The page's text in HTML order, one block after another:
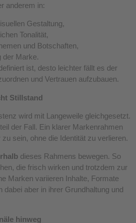
anderem in:
Gestaltung,
Tonalität,
und Botschaften,
der Marke.
ist, desto leichter fällt es der
und Vertrauen aufzubauen.
Stillstand
wird mit Langeweile gleichgesetzt.
der Fall. Ein klarer Markenrahmen
sein, ohne die Identität zu verlieren.
dieses Rahmens bewegen. So
die frisch wirken und trotzdem zur
Marken variieren Inhalte, Formate
dabei aber in ihrer Grundhaltung und
hinweg